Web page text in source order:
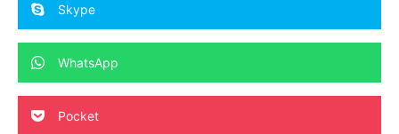
Skype
WhatsApp
Pocket